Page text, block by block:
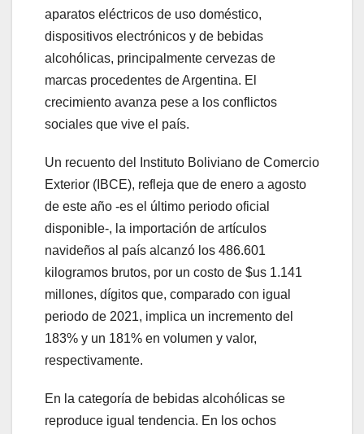
aparatos eléctricos de uso doméstico,
dispositivos electrónicos y de bebidas
alcohólicas, principalmente cervezas de
marcas procedentes de Argentina. El
crecimiento avanza pese a los conflictos
sociales que vive el país.
Un recuento del Instituto Boliviano de Comercio
Exterior (IBCE), refleja que de enero a agosto
de este año -es el último periodo oficial
disponible-, la importación de artículos
navideños al país alcanzó los 486.601
kilogramos brutos, por un costo de $us 1.141
millones, dígitos que, comparado con igual
periodo de 2021, implica un incremento del
183% y un 181% en volumen y valor,
respectivamente.
En la categoría de bebidas alcohólicas se
reproduce igual tendencia. En los ochos